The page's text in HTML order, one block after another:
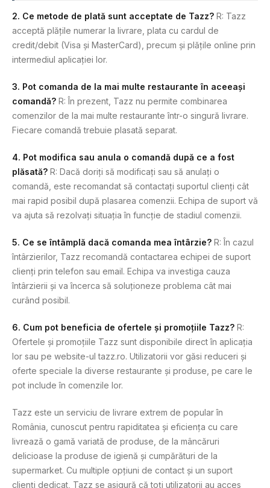
2. Ce metode de plată sunt acceptate de Tazz? R: Tazz
acceptă plățile numerar la livrare, plata cu cardul de
credit/debit (Visa și MasterCard), precum și plățile online prin
intermediul aplicației lor.
3. Pot comanda de la mai multe restaurante în aceeași
comandă? R: În prezent, Tazz nu permite combinarea
comenzilor de la mai multe restaurante într-o singură livrare.
Fiecare comandă trebuie plasată separat.
4. Pot modifica sau anula o comandă după ce a fost
plăsată? R: Dacă doriți să modificați sau să anulați o
comandă, este recomandat să contactați suportul clienți cât
mai rapid posibil după plasarea comenzii. Echipa de suport vă
va ajuta să rezolvați situația în funcție de stadiul comenzii.
5. Ce se întâmplă dacă comanda mea întârzie? R: În cazul
întârzierilor, Tazz recomandă contactarea echipei de suport
clienți prin telefon sau email. Echipa va investiga cauza
întârzierii și va încerca să soluționeze problema cât mai
curând posibil.
6. Cum pot beneficia de ofertele și promoțiile Tazz? R:
Ofertele și promoțiile Tazz sunt disponibile direct în aplicația
lor sau pe website-ul tazz.ro. Utilizatorii vor găsi reduceri și
oferte speciale la diverse restaurante și produse, pe care le
pot include în comenzile lor.
Tazz este un serviciu de livrare extrem de popular în
România, cunoscut pentru rapiditatea și eficiența cu care
livrează o gamă variată de produse, de la mâncăruri
delicioase la produse de igienă și cumpărături de la
supermarket. Cu multiple opțiuni de contact și un suport
clienți dedicat, Tazz se asigură că toți utilizatorii au acces